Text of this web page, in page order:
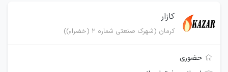
کازار
کرمان (شهرک صنعتی شماره 2 (خضراء))
حضوری